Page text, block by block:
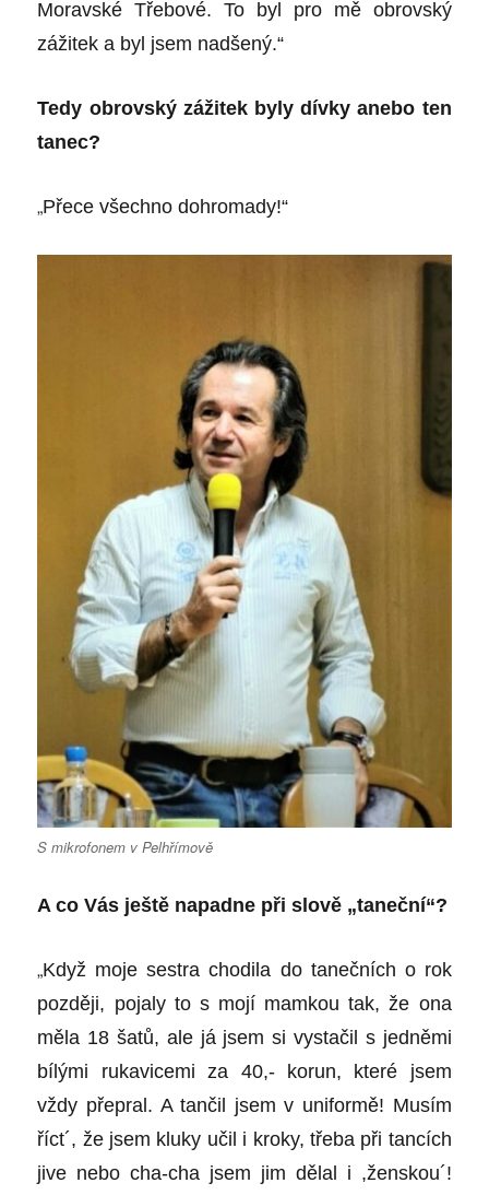
Moravské Třebové. To byl pro mě obrovský
zážitek a byl jsem nadšený.“
Tedy obrovský zážitek byly dívky anebo ten
tanec?
„Přece všechno dohromady!“
S mikrofonem v Pelhřímově
A co Vás ještě napadne při slově „taneční“?
„Když moje sestra chodila do tanečních o rok
později, pojaly to s mojí mamkou tak, že ona
měla 18 šatů, ale já jsem si vystačil s jedněmi
bílými rukavicemi za 40,- korun, které jsem
vždy přepral. A tančil jsem v uniformě! Musím
říct´, že jsem kluky učil i kroky, třeba při tancích
jive nebo cha-cha jsem jim dělal i ,ženskou´!